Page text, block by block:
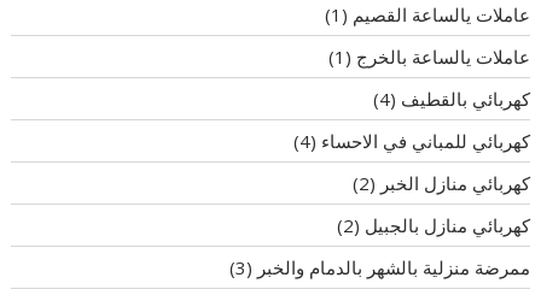
عاملات يالساعة القصيم (1)
عاملات يالساعة بالخرج (1)
كهربائي بالقطيف (4)
كهربائي للمباني في الاحساء (4)
كهربائي منازل الخبر (2)
كهربائي منازل بالجبيل (2)
ممرضة منزلية بالشهر بالدمام والخبر (3)